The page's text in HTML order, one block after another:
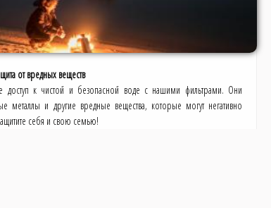
от вредных веществ
доступ к чистой и безопасной воде с нашими фильтрами. Они
металлы и другие вредные вещества, которые могут негативно
себя и свою семью!